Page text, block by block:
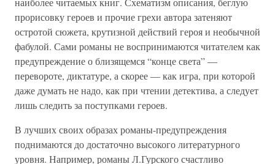
прорисовку героев и прочие грехи автора затеняют
остротой сюжета, крутизной действий героя и необычной
фабулой. Сами романы не воспринимаются читателем как
предупреждение о близящемся “конце света” —
перевороте, диктатуре, а скорее — как игра, при которой
даже думать не надо, как при чтении детектива, а следует
лишь следить за поступками героев.
В лучших своих образах романы-предупреждения
поднимаются до достаточно высокого литературного
уровня. Например, романы Л.Гурского счастливо